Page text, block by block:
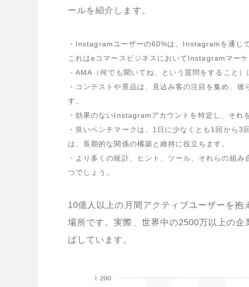
ールを紹介します。
・Instagramユーザーの60%は、 Instagramを通じ
これはe コマースビジネスにおいて Instagramマー
・AMA （何でも聞いてね、という質問をすること
・コンテストや景品は、見込み客の注目を集め、
す。
・効果のないInstagramアカウントを特定し、それ
・良いベンチマークは、 1 日に少なくとも 1 回から3
は、長期的な関係の構築と維持に役立ちます。
・より多くの統計、ヒント、ツール、それらの組み
つでしょう。
10億人以上の月間アクティブユーザーを抱
場所です。実際、世界中の2500万以上の企
ばしています。